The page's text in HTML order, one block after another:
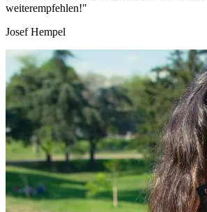
weiterempfehlen!"
Josef Hempel